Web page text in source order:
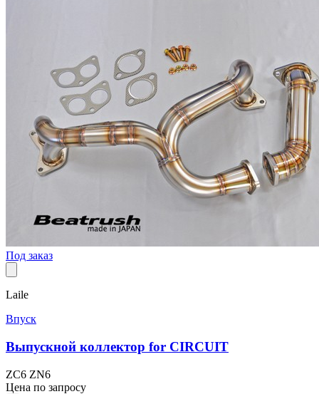
Под заказ
Laile
Впуск
Выпускной коллектор for CIRCUIT
ZC6 ZN6
Цена по запросу